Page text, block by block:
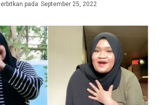
pada September 25, 2022